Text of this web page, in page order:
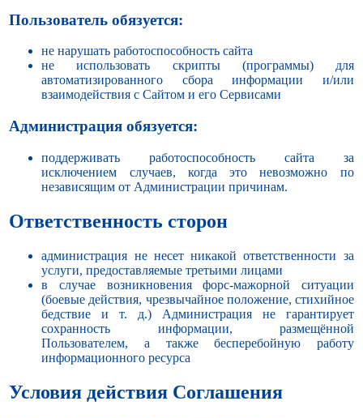
Пользователь обязуется:
не нарушать работоспособность сайта
не использовать скрипты (программы) для
автоматизированного сбора информации и/или
взаимодействия с Сайтом и его Сервисами
Администрация обязуется:
поддерживать работоспособность сайта за
исключением случаев, когда это невозможно по
независящим от Администрации причинам.
Ответственность сторон
администрация не несет никакой ответственности за
услуги, предоставляемые третьими лицами
в случае возникновения форс-мажорной ситуации
(боевые действия, чрезвычайное положение, стихийное
бедствие и т. д.) Администрация не гарантирует
сохранность информации, размещённой
Пользователем, а также бесперебойную работу
информационного ресурса
Условия действия Соглашения